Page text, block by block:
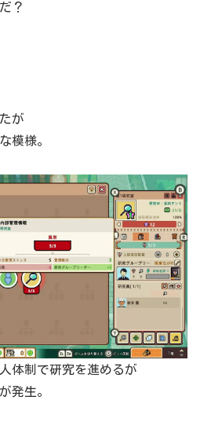
？
が
模様。
体制で研究を進めるが
が発生。